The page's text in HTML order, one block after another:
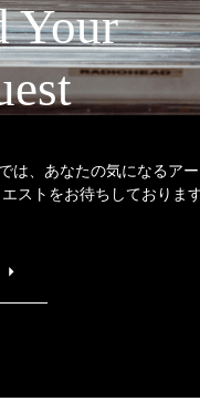
Your
は、あなたの気になるア
ストをお待ちしております